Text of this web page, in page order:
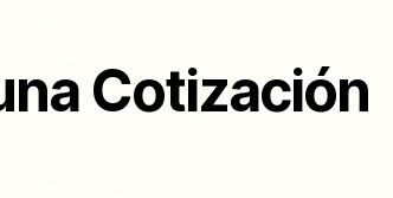
Cotización